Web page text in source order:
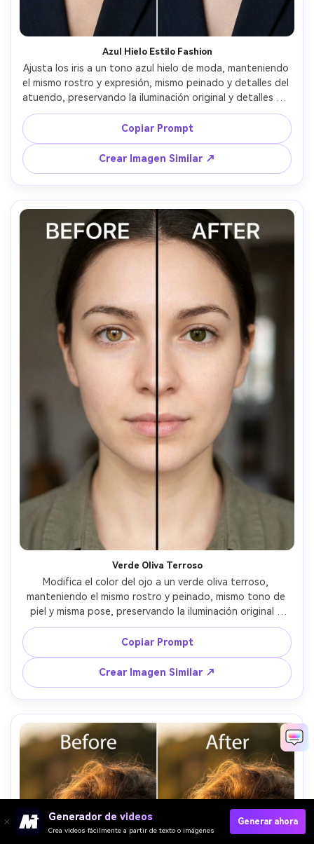
Azul Hielo Estilo Fashion
Ajusta los iris a un tono azul hielo de moda, manteniendo
el mismo rostro y expresión, mismo peinado y detalles del
atuendo, preservando la iluminación original y detalles del
fondo, mantén textura del iris visible y previene derrame
de color en esclera y párpados --ar 4:5
Copiar Prompt
Crear Imagen Similar ↗
Verde Oliva Terroso
Modifica el color del ojo a un verde oliva terroso,
manteniendo el mismo rostro y peinado, mismo tono de
piel y misma pose, preservando la iluminación original y
detalles del fondo, mantén reflejos realistas y fibras del
iris con contraste natural --ar 4:5
Copiar Prompt
Crear Imagen Similar ↗
Generador de videos
Crea videos fácilmente a partir de texto o imágenes
Generar ahora